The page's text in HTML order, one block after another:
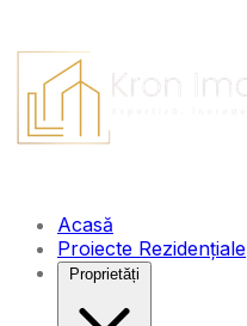
Acasă
Proiecte Rezidențiale
Proprietăți